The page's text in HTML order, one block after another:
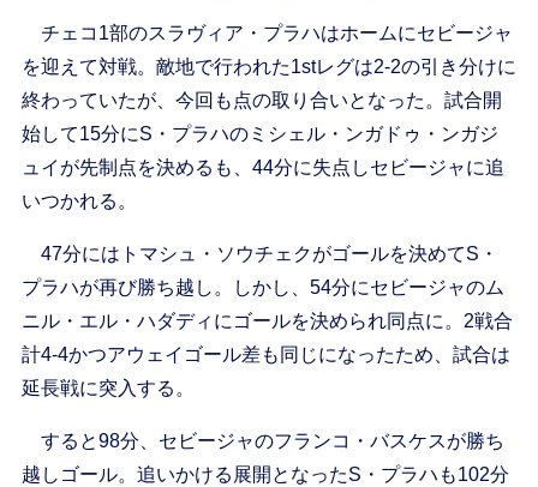
チェコ1部のスラヴィア・プラハはホームにセビージャ
を迎えて対戦。敵地で行われた1stレグは2-2の引き分けに
終わっていたが、今回も点の取り合いとなった。試合開
始して15分にS・プラハのミシェル・ンガドゥ・ンガジ
ュイが先制点を決めるも、44分に失点しセビージャに追
いつかれる。
47分にはトマシュ・ソウチェクがゴールを決めてS・
プラハが再び勝ち越し。しかし、54分にセビージャのム
ニル・エル・ハダディにゴールを決められ同点に。2戦合
計4-4かつアウェイゴール差も同じになったため、試合は
延長戦に突入する。
すると98分、セビージャのフランコ・バスケスが勝ち
越しゴール。追いかける展開となったS・プラハも102分